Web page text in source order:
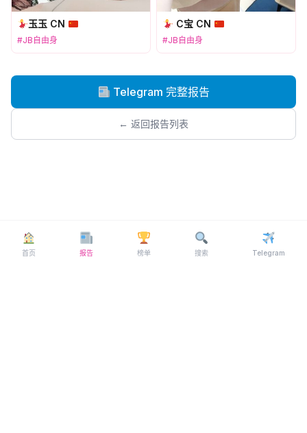
玉玉 CN
#JB自由身
C宝 CN
#JB自由身
Telegram 完整报告
← 返回报告列表
首页 报告 榜单 搜索 Telegram